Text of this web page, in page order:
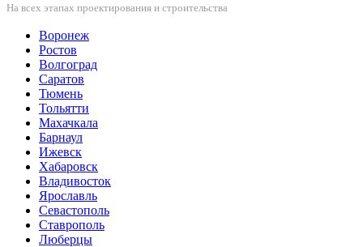
На всех этапах проектирования и строительства
Воронеж
Ростов
Волгоград
Саратов
Тюмень
Тольятти
Махачкала
Барнаул
Ижевск
Хабаровск
Владивосток
Ярославль
Севастополь
Ставрополь
Люберцы